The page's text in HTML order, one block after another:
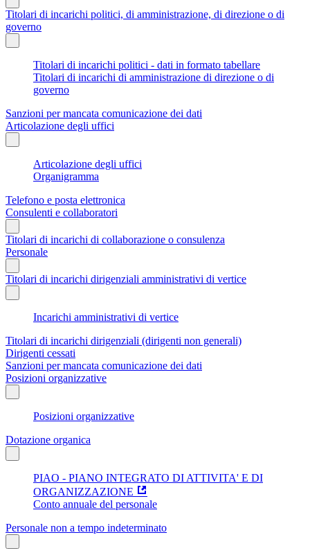
Titolari di incarichi politici, di amministrazione, di direzione o di
governo
Titolari di incarichi politici - dati in formato tabellare
Titolari di incarichi di amministrazione di direzione o di
governo
Sanzioni per mancata comunicazione dei dati
Articolazione degli uffici
Articolazione degli uffici
Organigramma
Telefono e posta elettronica
Consulenti e collaboratori
Titolari di incarichi di collaborazione o consulenza
Personale
Titolari di incarichi dirigenziali amministrativi di vertice
Incarichi amministrativi di vertice
Titolari di incarichi dirigenziali (dirigenti non generali)
Dirigenti cessati
Sanzioni per mancata comunicazione dei dati
Posizioni organizzative
Posizioni organizzative
Dotazione organica
PIAO - PIANO INTEGRATO DI ATTIVITA' E DI
ORGANIZZAZIONE
Conto annuale del personale
Personale non a tempo indeterminato